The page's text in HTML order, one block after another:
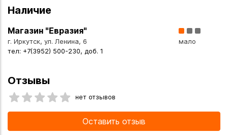
Наличие
Магазин "Евразия"
г. Иркутск, ул. Ленина, 6
тел: +7(3952) 500-230, доб. 1
мало
Отзывы
нет отзывов
Оставить отзыв